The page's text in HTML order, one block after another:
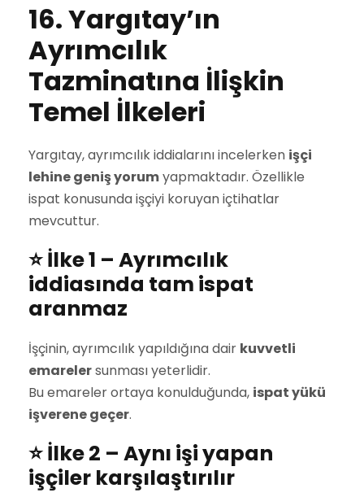
16. Yargıtay’ın
Ayrımcılık
Tazminatına İlişkin
Temel İlkeleri
Yargıtay, ayrımcılık iddialarını incelerken işçi
lehine geniş yorumyapmaktadır. Özellikle
ispat konusunda işçiyi koruyan içtihatlar
mevcuttur.
⭐ İlke 1 – Ayrımcılık
iddiasında tam ispat
aranmaz
İşçinin, ayrımcılık yapıldığına dair kuvvetli
emarelersunması yeterlidir.
Bu emareler ortaya konulduğunda, ispat yükü
işverene geçer.
⭐ İlke 2 – Aynı işi yapan
işçiler karşılaştırılır